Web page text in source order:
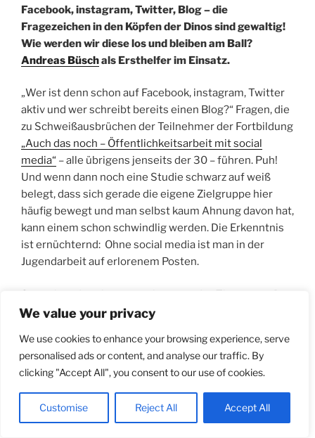
We value your privacy
We use cookies to enhance your browsing experience, serve
personalised ads or content, and analyse our traffic. By
clicking "Accept All", you consent to our use of cookies.
Customise Reject All Accept All
Facebook, instagram, Twitter, Blog – die
Fragezeichen in den Köpfen der Dinos sind gewaltig!
Wie werden wir diese los und bleiben am Ball?
Andreas Büschals Ersthelfer im Einsatz.
„Wer ist denn schon auf Facebook, instagram, Twitter
aktiv und wer schreibt bereits einen Blog?“ Fragen, die
zu Schweißausbrüchen der Teilnehmer der Fortbildung
„Auch das noch – Öffentlichkeitsarbeit mit social
media“ – alle übrigens jenseits der 30 – führen. Puh!
Und wenn dann noch eine Studie schwarz auf weiß
belegt, dass sich gerade die eigene Zielgruppe hier
häufig bewegt und man selbst kaum Ahnung davon hat,
kann einem schon schwindlig werden. Die Erkenntnis
ist ernüchternd: Ohne social media ist man in der
Jugendarbeit auf erlorenem Posten.
So nach und nach tasten wir uns an das Thema ran. Der
Prof Andreas Büsch gibt sein Bestes, um der Gruppe
Aber ohne theoretische Inputs läuft erstmal gar nix.
Die Präsentation verursacht doch einige Aha-Effekte.
Wusst ich’s doch! Aber ob meine Geschäftsführer da
so mitgeht?